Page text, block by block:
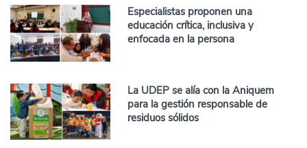
Especialistas proponen una
educación crítica, inclusiva y
enfocada en la persona
La UDEP se alía con la Aniquem
para la gestión responsable de
residuos sólidos